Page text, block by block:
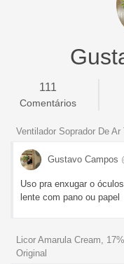
111
Comentários
Ventilador Soprador De
Gustavo Campos
Uso pra enxugar o
lente com pano ou papel
Licor Amarula Cream,
Original